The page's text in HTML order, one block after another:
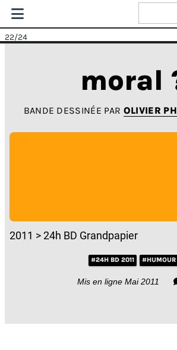
22/24
moral
BANDE DESSINÉE PAR OLIVIER
2011 > 24h BD Grandpapier
#24H BD 2011 #HUMOUR
Mis en ligne Mai 2011